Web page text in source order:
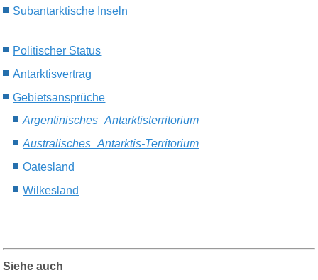
Subantarktische Inseln
Politischer Status
Antarktisvertrag
Gebietsansprüche
Argentinisches_Antarktisterritorium
Australisches_Antarktis-Territorium
Oatesland
Wilkesland
Siehe auch